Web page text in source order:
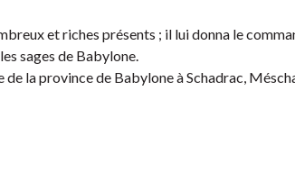
et riches présents ; il lui donna le
sages de Babylone.
la province de Babylone à Schadrac,